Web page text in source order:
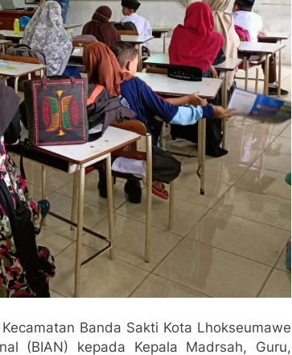
Banda Sakti Kota Lhokseumawe
(BIAN) kepada Kepala Madrsah, Guru,